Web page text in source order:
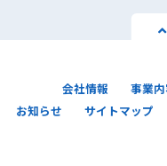
会社情報 事業
お知らせ
サイトマップ